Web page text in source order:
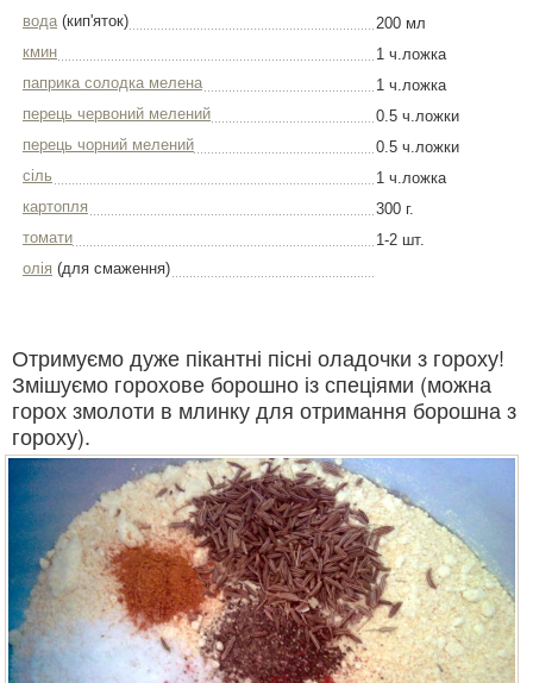
вода(кип'яток)
200 мл
кмин
1 ч.ложка
паприка солодка мелена
1 ч.ложка
перець червоний мелений
0.5 ч.ложки
перець чорний мелений
0.5 ч.ложки
сіль
1 ч.ложка
картопля
300 г.
томати
1-2 шт.
олія (для смаження)
Отримуємо дуже пікантні пісні оладочки з гороху!
Змішуємо горохове борошно із спеціями (можна
горох змолоти в млинку для отримання борошна з
гороху).